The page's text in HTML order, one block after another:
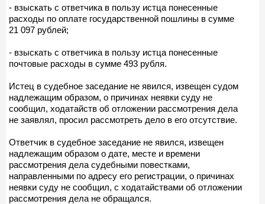
- взыскать с ответчика в пользу истца понесенные
расходы по оплате государственной пошлины в сумме
21 097 рублей;
- взыскать с ответчика в пользу истца понесенные
почтовые расходы в сумме 493 рубля.
Истец в судебное заседание не явился, извещен судом
надлежащим образом, о причинах неявки суду не
сообщил, ходатайств об отложении рассмотрения дела
не заявлял, просил рассмотреть дело в его отсутствие.
Ответчик в судебное заседание не явился, извещен
надлежащим образом о дате, месте и времени
рассмотрения дела судебными повестками,
направленными по адресу его регистрации, о причинах
неявки суду не сообщил, с ходатайствами об отложении
рассмотрения дела не обращался.